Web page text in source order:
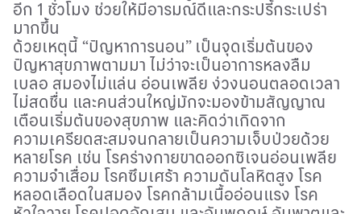
อีก 1 ชั่วโมง ช่วยให้มีอารมณ์ดีและกระปรี้กระเปร่า
มากขึ้น
ด้วยเหตุนี้ “ปัญหาการนอน” เป็นจุดเริ่มต้นของ
ปัญหาสุขภาพตามมา ไม่ว่าจะเป็นอาการหลงลืม
เบลอ สมองไม่แล่น อ่อนเพลีย ง่วงนอนตลอดเวลา
ไม่สดชื่น และคนส่วนใหญ่มักจะมองข้ามสัญญาณ
เตือนเริ่มต้นของสุขภาพ และคิดว่าเกิดจาก
ความเครียดสะสมจนกลายเป็นความเจ็บป่วยด้วย
หลายโรค เช่น โรคร่างกายขาดออกซิเจนอ่อนเพลีย
ความจำเสื่อม โรคซึมเศร้า ความดันโลหิตสูง โรค
หลอดเลือดในสมอง โรคกล้ามเนื้ออ่อนแรง โรค